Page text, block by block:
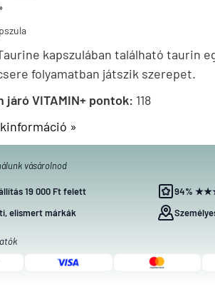
kapszulában található taurin
folyamatban játszik szerepet.
járó VITAMIN+ pontok: 118
»
vásárolnod
19 000 Ft felett
94%
elismert márkák